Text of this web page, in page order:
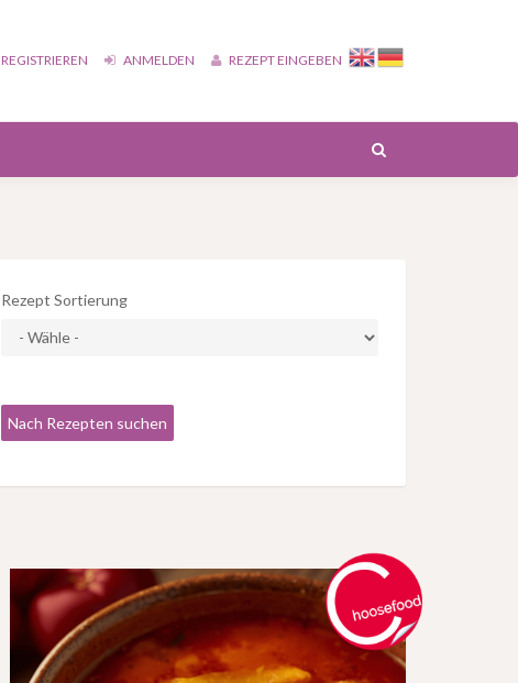
REGISTRIEREN ANMELDEN REZEPT EINGEBEN
Rezept Sortierung
Nach Rezepten suchen